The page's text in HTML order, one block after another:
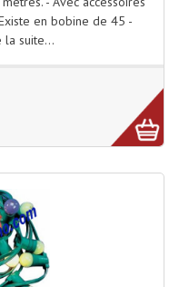
Noire Black Gun
en bobine de 45 -
la suite...